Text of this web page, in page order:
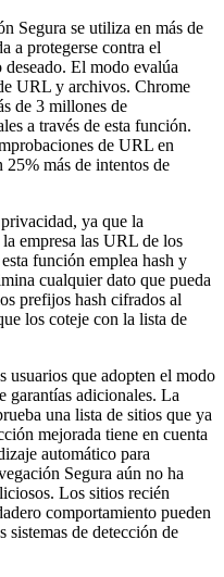
Segura se utiliza en más de
a protegerse contra el
El modo evalúa
URL y archivos. Chrome
de 3 millones de
a través de esta función.
de URL en
más de intentos de
ya que la
empresa las URL de los
función emplea hash y
cualquier dato que pueda
prefijos hash cifrados al
los coteje con la lista de
usuarios que adopten el modo
garantías adicionales. La
una lista de sitios que ya
mejorada tiene en cuenta
automático para
Segura aún no ha
Los sitios recién
comportamiento pueden
sistemas de detección de